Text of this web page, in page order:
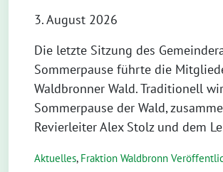
3. August 2026
Die letzte Sitzung des
Sommerpause führte die
Waldbronner Wald. Traditionell
Sommerpause der Wald,
Revierleiter Alex Stolz und dem
Aktuelles, Fraktion Waldbronn